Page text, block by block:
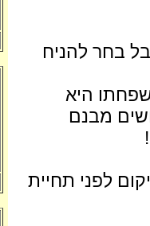
בחר להניח
היא
מבנם
לפני תחיית